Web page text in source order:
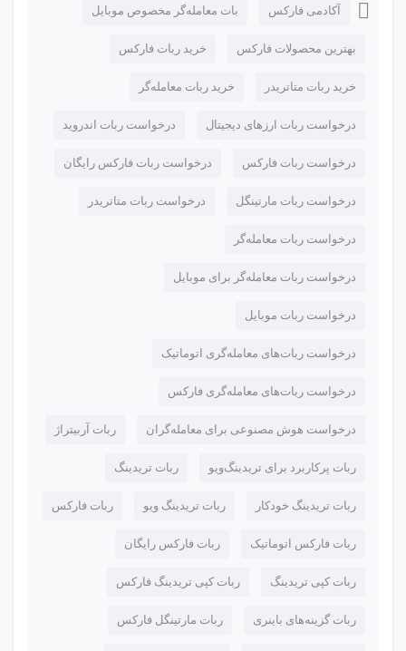
آکادمی فارکس بات معامله‌گر مخصوص موبایل
بهترین محصولات فارکس خرید ربات فارکس
خرید ربات متاتریدر خرید ربات معامله‌گر
درخواست ربات ارزهای دیجیتال درخواست ربات اندروید
درخواست ربات فارکس درخواست ربات فارکس رایگان
درخواست ربات مارتینگل درخواست ربات متاتریدر
درخواست ربات معامله‌گر
درخواست ربات معامله‌گر برای موبایل
درخواست ربات موبایل
درخواست ربات‌های معامله‌گری اتوماتیک
درخواست ربات‌های معامله‌گری فارکس
درخواست هوش مصنوعی برای معامله‌گران ربات آربیتراژ
ربات پرکاربرد برای تریدینگ‌ویو ربات تریدینگ
ربات تریدینگ خودکار ربات تریدینگ ویو ربات فارکس
ربات فارکس اتوماتیک ربات فارکس رایگان
ربات کپی تریدینگ ربات کپی تریدینگ فارکس
ربات گزینه‌های باینری ربات مارتینگل فارکس